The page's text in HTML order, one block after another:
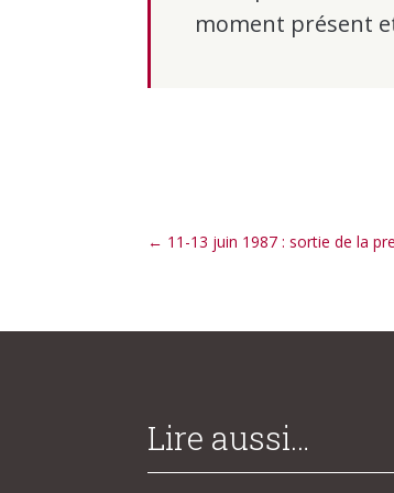
moment présent
← 11-13 juin 1987 : sortie de la
Lire aussi…